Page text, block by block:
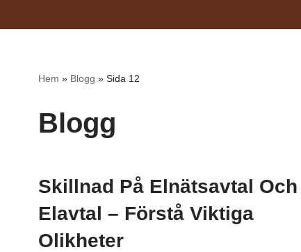
innehållHem » Blogg » Sida 12
Blogg
Skillnad På Elnätsavtal Och
Elavtal – Förstå Viktiga
Olikheter